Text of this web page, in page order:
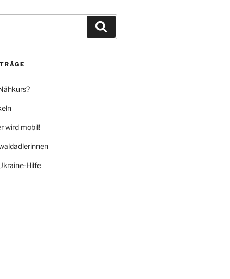
wird mobil!
Hilfe